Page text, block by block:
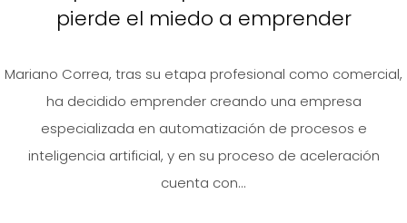
pierde el miedo a emprender
Mariano Correa, tras su etapa profesional como comercial,
ha decidido emprender creando una empresa
especializada en automatización de procesos e
inteligencia artificial, y en su proceso de aceleración
cuenta con...